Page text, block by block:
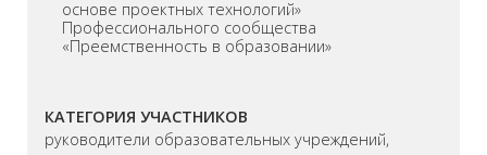
основе проектных технологий»
Профессионального сообщества
«Преемственность в образовании»
КАТЕГОРИЯ УЧАСТНИКОВ
руководители образовательных учреждений,